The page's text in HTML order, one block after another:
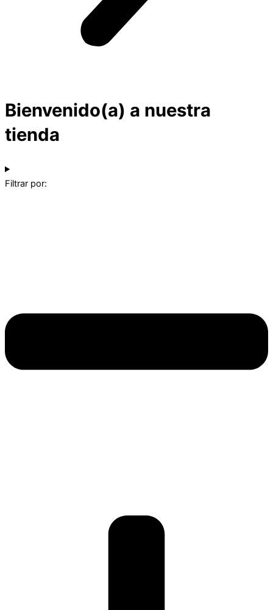
Bienvenido(a) a nuestra
tienda
Filtrar por: